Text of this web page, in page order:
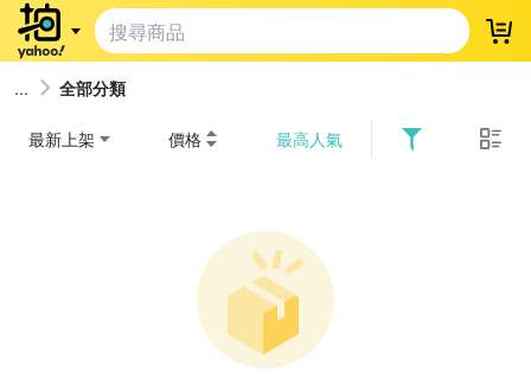
登
全部分類
最新上架 價格 最高人氣